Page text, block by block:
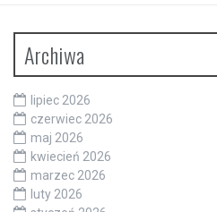
Archiwa
lipiec 2026
czerwiec 2026
maj 2026
kwiecień 2026
marzec 2026
luty 2026